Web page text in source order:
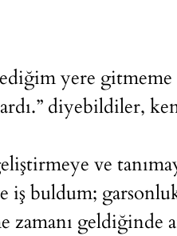
yere
diyebildiler,
ve
iş buldum;
geldiğinde